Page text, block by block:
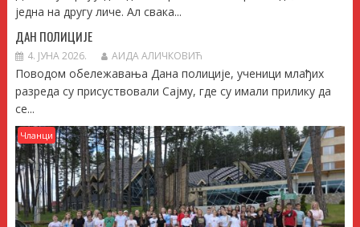
једна на другу личе. Ал свака...
ДАН ПОЛИЦИЈЕ
4. ЈУНА 2026. АИДА АЛИЧКОВИЋ
Поводом обележавања Дана полиције, ученици млађих
разреда су присуствовали Сајму, где су имали прилику да
се...
Чланци